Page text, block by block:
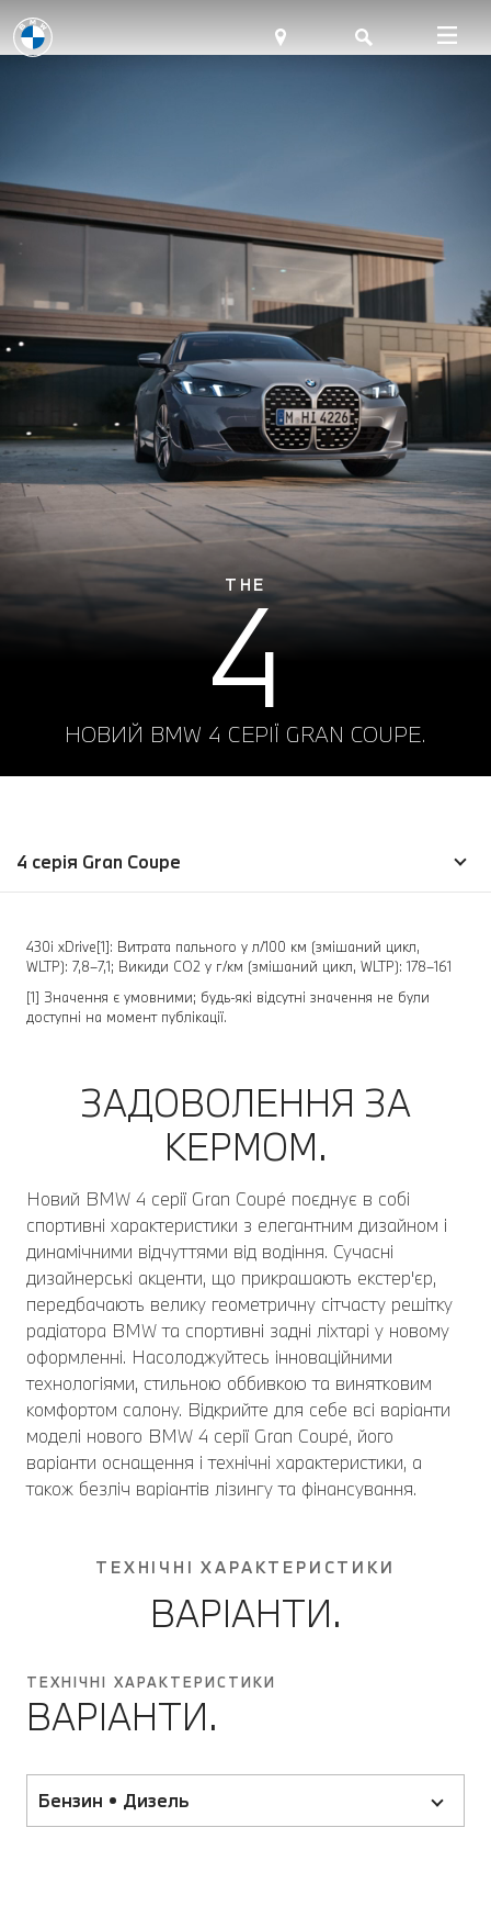
THE
4
НОВИЙ BMW 4 СЕРІЇ GRAN COUPE.
4 серія Gran Coupe
430i xDrive[1]: Витрата пального у л/100 км (змішаний цикл,
WLTP): 7,8–7,1; Викиди CO2 у г/км (змішаний цикл, WLTP): 178–161
[1] Значення є умовними; будь-які відсутні значення не були
доступні на момент публікації.
ЗАДОВОЛЕННЯ ЗА
КЕРМОМ.
Новий BMW 4 серії Gran Coupé поєднує в собі
спортивні характеристики з елегантним дизайном і
динамічними відчуттями від водіння. Сучасні
дизайнерські акценти, що прикрашають екстер'єр,
передбачають велику геометричну сітчасту решітку
радіатора BMW та спортивні задні ліхтарі у новому
оформленні. Насолоджуйтесь інноваційними
технологіями, стильною оббивкою та винятковим
комфортом салону. Відкрийте для себе всі варіанти
моделі нового BMW 4 серії Gran Coupé, його
варіанти оснащення і технічні характеристики, а
також безліч варіантів лізингу та фінансування.
ТЕХНІЧНІ ХАРАКТЕРИСТИКИ
ВАРІАНТИ.
ТЕХНІЧНІ ХАРАКТЕРИСТИКИ
ВАРІАНТИ.
Бензин • Дизель